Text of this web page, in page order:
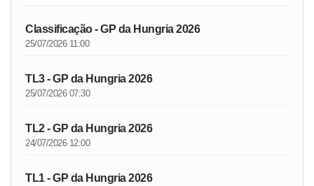
Classificação - GP da Hungria 2026
25/07/2026 11:00
TL3 - GP da Hungria 2026
25/07/2026 07:30
TL2 - GP da Hungria 2026
24/07/2026 12:00
TL1 - GP da Hungria 2026